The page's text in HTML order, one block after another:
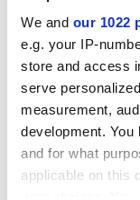
We and our 1022
e.g. your IP-
store and access
serve
measurement,
development.
and for what
applicable on this
Multiforme
Характер в стиле